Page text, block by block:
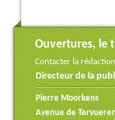
Ouvertures, le
Contacter la
Directeur de la
Pierre Moorkens
Avenue de